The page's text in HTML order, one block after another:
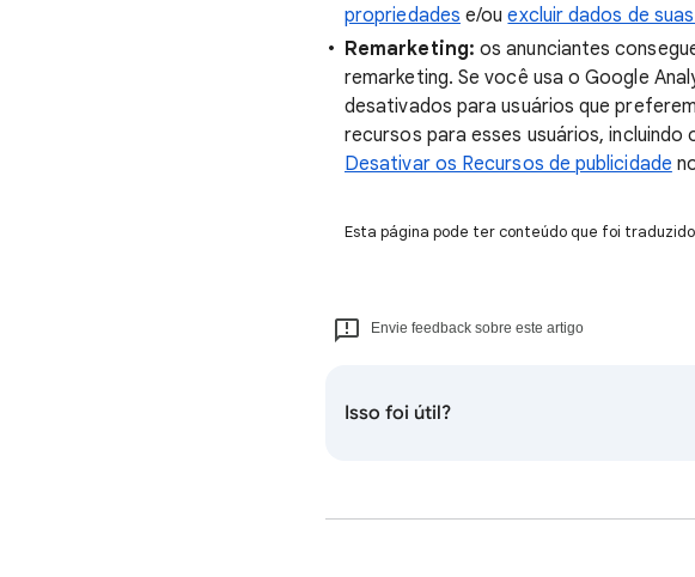
propriedades e/ouexcluir dados de
Remarketing: os anunciantes
remarketing. Se você usa o Google
desativados para usuários que
recursos para esses usuários,
Desativar os Recursos de publicidade
Esta página pode ter conteúdo que foi
Envie feedback sobre este artigo
Isso foi útil?